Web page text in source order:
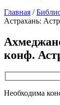
Главная /
Астрахань:
конф.
Необходима